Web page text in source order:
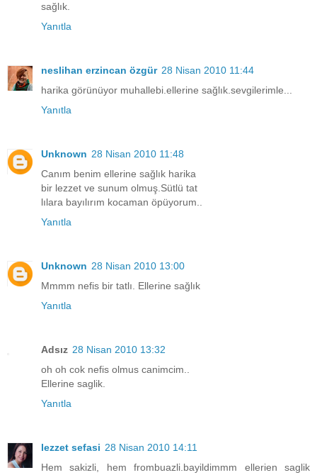
sağlık.
Yanıtla
neslihan erzincan özgür 28 Nisan 2010 11:44
harika görünüyor muhallebi.ellerine sağlık.sevgilerimle...
Yanıtla
Unknown 28 Nisan 2010 11:48
Canım benim ellerine sağlık harika
bir lezzet ve sunum olmuş.Sütlü tat
lılara bayılırım kocaman öpüyorum..
Yanıtla
Unknown 28 Nisan 2010 13:00
Mmmm nefis bir tatlı. Ellerine sağlık
Yanıtla
Adsız 28 Nisan 2010 13:32
oh oh cok nefis olmus canimcim..
Ellerine saglik.
Yanıtla
lezzet sefasi 28 Nisan 2010 14:11
Hem sakizli, hem frombuazli.bayildimmm ellerien saglik